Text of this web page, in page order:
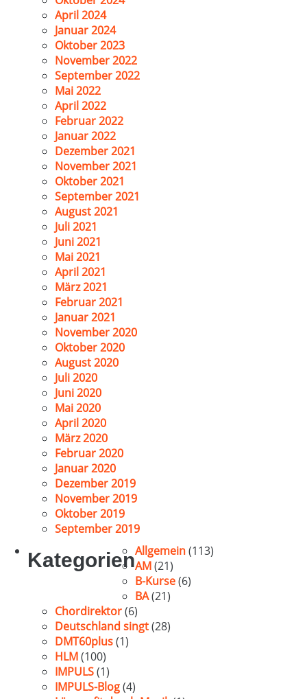
April 2024
Januar 2024
Oktober 2023
November 2022
September 2022
Mai 2022
April 2022
Februar 2022
Januar 2022
Dezember 2021
November 2021
Oktober 2021
September 2021
August 2021
Juli 2021
Juni 2021
Mai 2021
April 2021
März 2021
Februar 2021
Januar 2021
November 2020
Oktober 2020
August 2020
Juli 2020
Juni 2020
Mai 2020
April 2020
März 2020
Februar 2020
Januar 2020
Dezember 2019
November 2019
Oktober 2019
September 2019
KategorienAllgemein(113)
AM(21)
B-Kurse(6)
BA(21)
Chordirektor(6)
Deutschland singt(28)
DMT60plus(1)
HLM(100)
IMPULS(1)
IMPULS-Blog(4)